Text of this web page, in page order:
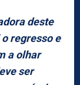
deste
regresso e
a olhar
ser